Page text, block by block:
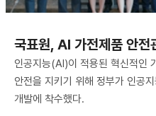
국표원, AI 가전제품 안전
인공지능(AI)이 적용된 혁신적인
안전을 지키기 위해 정부가 인공
개발에 착수했다.